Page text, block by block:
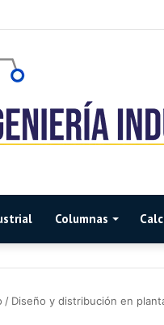
Columnas
/ Diseño y distribución en